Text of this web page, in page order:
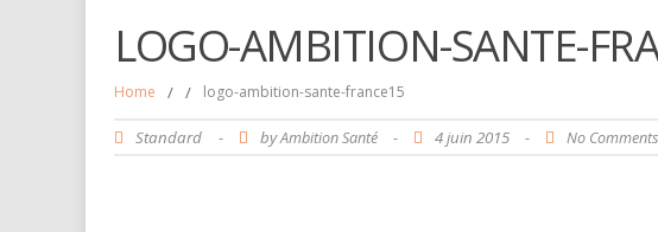
LOGO-AMBITION-SANTE-
Home / / logo-ambition-sante-france15
Standard - byAmbition Santé - 4 juin 2015 - No Comments